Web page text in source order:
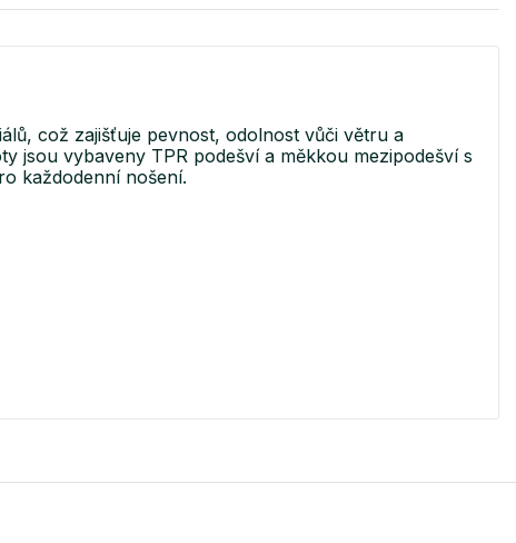
což zajišťuje pevnost, odolnost vůči větru a
jsou vybaveny TPR podešví a měkkou mezipodešví s
každodenní nošení.